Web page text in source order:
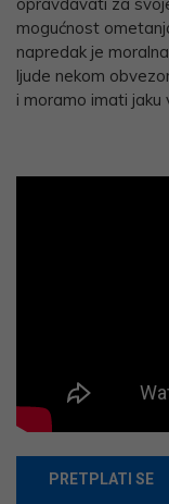
mogućnost
napredak je
ljude nekom
i moramo imati
PRETPLATI SE